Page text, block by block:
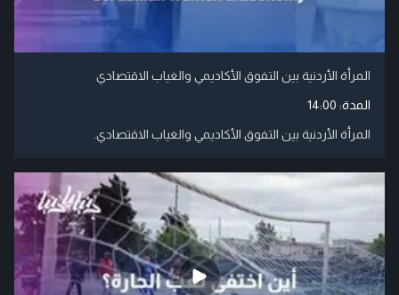
المرأة الأردنية بين التفوق الأكاديمي والغياب الاقتصادي
المدة: 14:00
المرأة الأردنية بين التفوق الأكاديمي والغياب الاقتصادي.